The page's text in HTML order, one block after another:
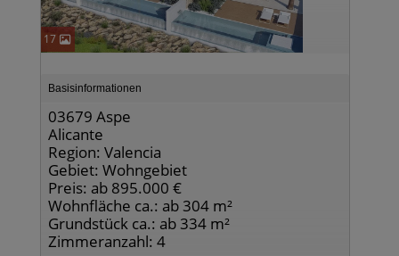
17
Basisinformationen
03679 Aspe
Alicante
Region: Valencia
Gebiet: Wohngebiet
Preis: ab 895.000 €
Wohnfläche ca.: ab 304 m²
Grundstück ca.: ab 334 m²
Zimmeranzahl: 4